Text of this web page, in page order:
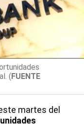
(FUENTE
martes del